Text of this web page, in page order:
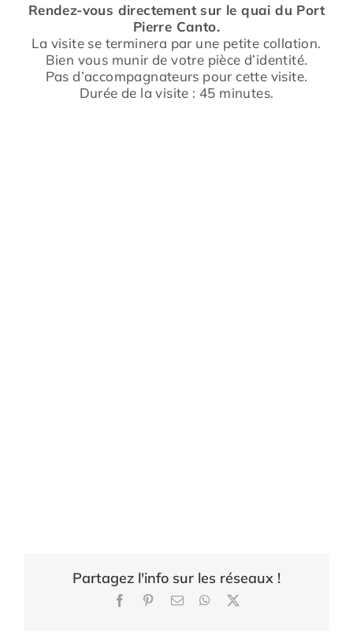
Rendez-vous directement sur le quai du Port
Pierre Canto.
La visite se terminera par une petite collation.
Bien vous munir de votre pièce d’identité.
Pas d’accompagnateurs pour cette visite.
Durée de la visite : 45 minutes.
Partagez l'info sur les réseaux !
FacebookPinterest
Email WhatsApp